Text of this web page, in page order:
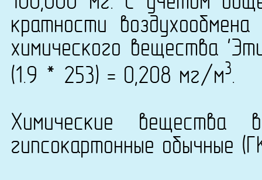
кратности
химического вещества
(1.9 * 253) = 0,208 мг/м3.
Химические вещества
гипсокартонные обычные